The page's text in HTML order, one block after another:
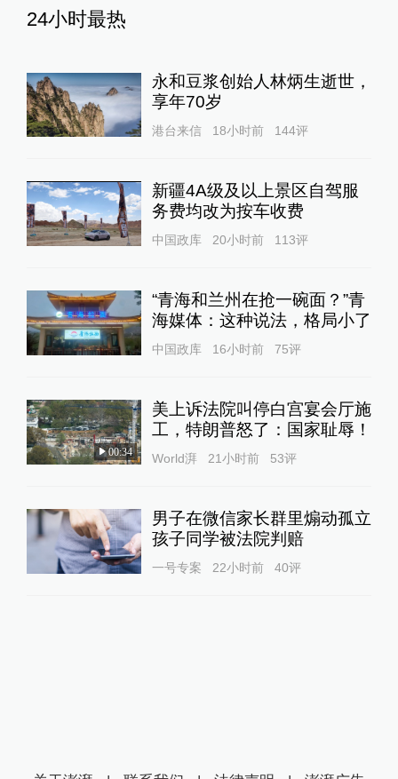
24小时最热
永和豆浆创始人林炳生逝世，
享年70岁
港台来信 18小时前 144评
新疆4A级及以上景区自驾服
务费均改为按车收费
中国政库 20小时前 113评
“青海和兰州在抢一碗面？”青
海媒体：这种说法，格局小了
中国政库 16小时前 75评
00:34
美上诉法院叫停白宫宴会厅施
工，特朗普怒了：国家耻辱！
World湃 21小时前 53评
男子在微信家长群里煽动孤立
孩子同学被法院判赔
一号专案 22小时前 40评